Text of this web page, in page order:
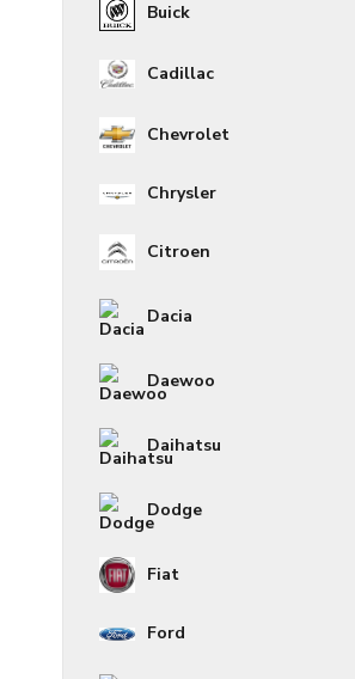
Buick
Cadillac
Chevrolet
Chrysler
Citroen
Dacia
Daewoo
Daihatsu
Dodge
Fiat
Ford